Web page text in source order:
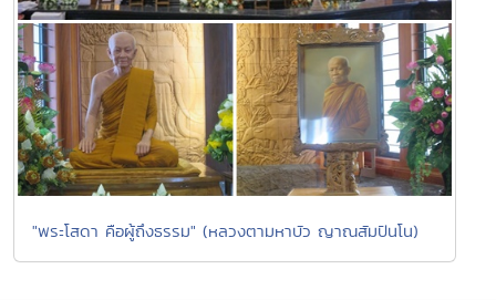
"พระโสดา คือผู้ถึงธรรม" (หลวงตามหาบัว ญาณสัมปันโน)